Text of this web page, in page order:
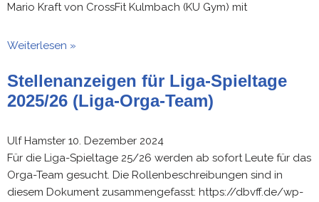
Mario Kraft von CrossFit Kulmbach (KU Gym) mit
Weiterlesen »
Stellenanzeigen für Liga-Spieltage
2025/26 (Liga-Orga-Team)
Ulf Hamster 10. Dezember 2024
Für die Liga-Spieltage 25/26 werden ab sofort Leute für das
Orga-Team gesucht. Die Rollenbeschreibungen sind in
diesem Dokument zusammengefasst: https://dbvff.de/wp-